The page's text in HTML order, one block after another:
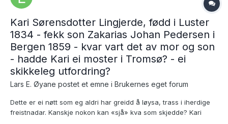
Kari Sørensdotter Lingjerde, fødd i Luster
1834 - fekk son Zakarias Johan Pedersen i
Bergen 1859 - kvar vart det av mor og son
- hadde Kari ei moster i Tromsø? - ei
skikkeleg utfordring?
Lars E. Øyane postet et emne i Brukernes eget forum
Dette er ei nøtt som eg aldri har greidd å løysa, trass i iherdige
freistnadar. Kanskje nokon kan «sjå» kva som skjedde? Kari